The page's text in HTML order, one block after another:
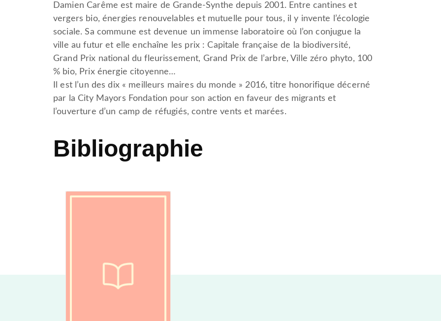
Damien Carême est maire de Grande-Synthe depuis 2001. Entre cantines et
vergers bio, énergies renouvelables et mutuelle pour tous, il y invente l’écologie
sociale. Sa commune est devenue un immense laboratoire où l’on conjugue la
ville au futur et elle enchaîne les prix : Capitale française de la biodiversité,
Grand Prix national du fleurissement, Grand Prix de l’arbre, Ville zéro phyto, 100
% bio, Prix énergie citoyenne…
Il est l’un des dix « meilleurs maires du monde » 2016, titre honorifique décerné
par la City Mayors Fondation pour son action en faveur des migrants et
l’ouverture d’un camp de réfugiés, contre vents et marées.
Bibliographie